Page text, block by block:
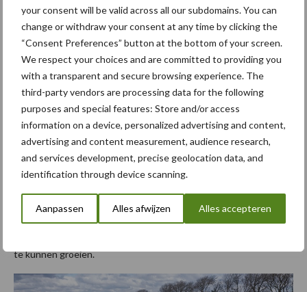
your consent will be valid across all our subdomains. You can
change or withdraw your consent at any time by clicking the
“Consent Preferences” button at the bottom of your screen.
We respect your choices and are committed to providing you
with a transparent and secure browsing experience. The
third-party vendors are processing data for the following
purposes and special features: Store and/or access
information on a device, personalized advertising and content,
advertising and content measurement, audience research,
and services development, precise geolocation data, and
identification through device scanning.
Aanpassen Alles afwijzen Alles accepteren
Certa 40 Integral
Op het vlak van poottechniek tekent ook de Structural 30
present. In dit geval draaft Dewulf op met de gedragen variant
van de snarenbedpootmachine, die standaard 3 rijen in een bed
kan poten. Deze aardappelvriendelijke pootmachine is uniek in de
markt en maakt onder meer het verschil door de automatische
te kunnen groeien.